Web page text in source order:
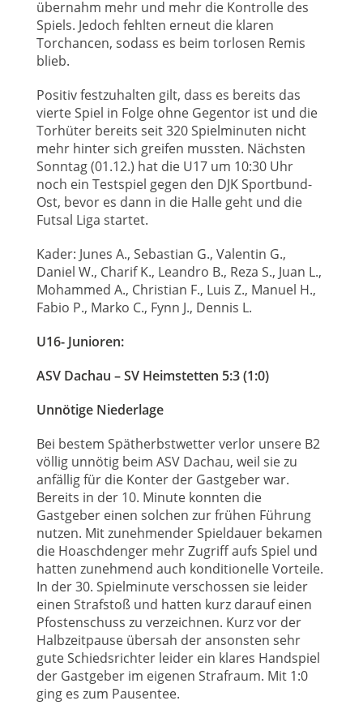
übernahm mehr und mehr die Kontrolle des
Spiels. Jedoch fehlten erneut die klaren
Torchancen, sodass es beim torlosen Remis
blieb.
Positiv festzuhalten gilt, dass es bereits das
vierte Spiel in Folge ohne Gegentor ist und die
Torhüter bereits seit 320 Spielminuten nicht
mehr hinter sich greifen mussten. Nächsten
Sonntag (01.12.) hat die U17 um 10:30 Uhr
noch ein Testspiel gegen den DJK Sportbund-
Ost, bevor es dann in die Halle geht und die
Futsal Liga startet.
Kader: Junes A., Sebastian G., Valentin G.,
Daniel W., Charif K., Leandro B., Reza S., Juan L.,
Mohammed A., Christian F., Luis Z., Manuel H.,
Fabio P., Marko C., Fynn J., Dennis L.
U16- Junioren:
ASV Dachau – SV Heimstetten 5:3 (1:0)
Unnötige Niederlage
Bei bestem Spätherbstwetter verlor unsere B2
völlig unnötig beim ASV Dachau, weil sie zu
anfällig für die Konter der Gastgeber war.
Bereits in der 10. Minute konnten die
Gastgeber einen solchen zur frühen Führung
nutzen. Mit zunehmender Spieldauer bekamen
die Hoaschdenger mehr Zugriff aufs Spiel und
hatten zunehmend auch konditionelle Vorteile.
In der 30. Spielminute verschossen sie leider
einen Strafstoß und hatten kurz darauf einen
Pfostenschuss zu verzeichnen. Kurz vor der
Halbzeitpause übersah der ansonsten sehr
gute Schiedsrichter leider ein klares Handspiel
der Gastgeber im eigenen Strafraum. Mit 1:0
ging es zum Pausentee.